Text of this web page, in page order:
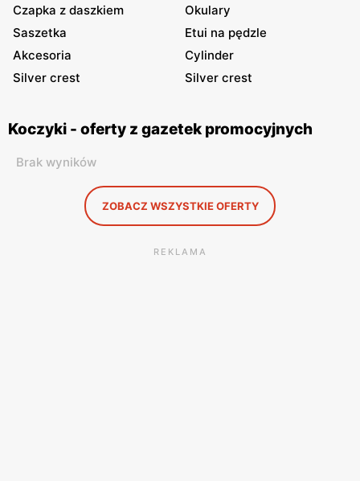
Czapka z daszkiem
Okulary
Saszetka
Etui na pędzle
Akcesoria
Cylinder
Silver crest
Silver crest
Koczyki - oferty z gazetek promocyjnych
Brak wyników
ZOBACZ WSZYSTKIE OFERTY
REKLAMA